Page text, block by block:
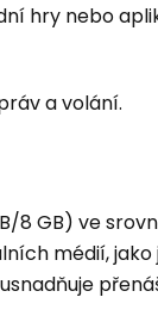
hry nebo
a volání.
8 GB) ve
médií, jako